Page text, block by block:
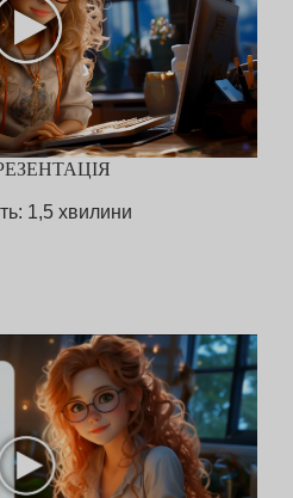
1,5 хвилини